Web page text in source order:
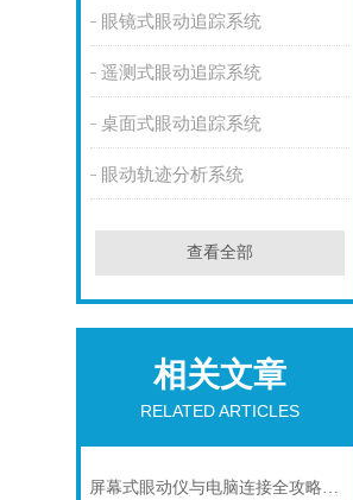
眼镜式眼动追踪系统
遥测式眼动追踪系统
桌面式眼动追踪系统
眼动轨迹分析系统
查看全部
相关文章
RELATED ARTICLES
屏幕式眼动仪与电脑连接全攻略：从硬件对接到达人操作